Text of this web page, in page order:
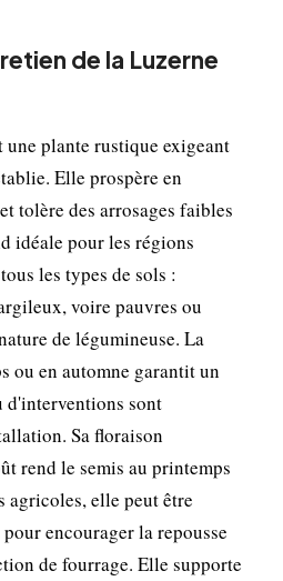
de la Luzerne
plante rustique exigeant
Elle prospère en
tolère des arrosages faibles
idéale pour les régions
les types de sols :
voire pauvres ou
de légumineuse. La
ou en automne garantit un
d'interventions sont
Sa floraison
rend le semis au printemps
agricoles, elle peut être
encourager la repousse
de fourrage. Elle supporte